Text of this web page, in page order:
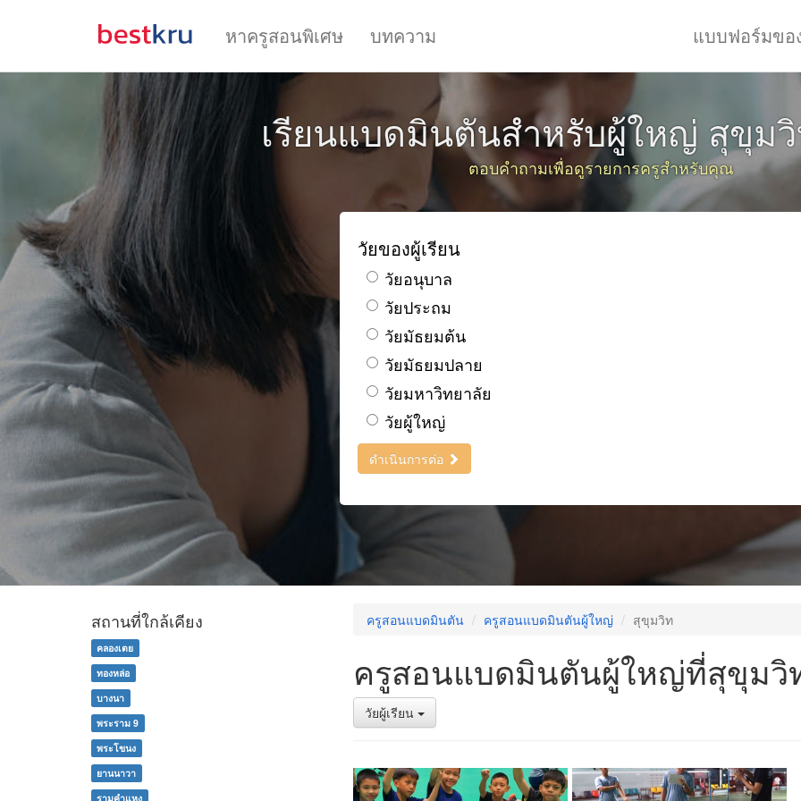
หาครูสอนพิเศษ บทความ แบบฟอร์มข
เรียนแบดมินตันสำหรับผู้ใหญ่ สุขุม
ตอบคำถามเพื่อดูรายการครูสำหรับคุณ
วัยของผู้เรียน
วัยอนุบาล
วัยประถม
วัยมัธยมต้น
วัยมัธยมปลาย
วัยมหาวิทยาลัย
วัยผู้ใหญ่
ดำเนินการต่อ
ครูสอนแบดมินตัน ครูสอนแบดมินตันผู้ใหญ่ สุขุมวิท
ครูสอนแบดมินตันผู้ใหญ่ที่สุขุมวิ
วัยผู้เรียน
สถานที่ใกล้เคียง
คลองเตย
ทองหล่อ
บางนา
พระราม 9
พระโขนง
ยานนาวา
รามคำแหง